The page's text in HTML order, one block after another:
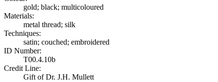
gold; black; multicoloured
Materials:
metal thread; silk
Techniques:
satin; couched; embroidered
ID Number:
T00.4.10b
Credit Line:
Gift of Dr. J.H. Mullett